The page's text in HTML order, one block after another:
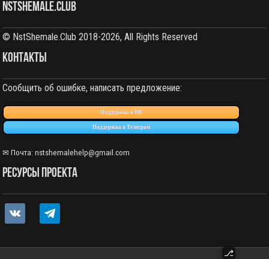
NstShemale.Club
© NstShemale.Club 2018-2026, All Rights Reserved
КОНТАКТЫ
Сообщить об ошибке, написать предложение:
Поддержка в ВК
Поддержка в Телеграм
✉ Почта: nstshemalehelp@gmail.com
РЕСУРСЫ ПРОЕКТА
vkontakte telegram
⎇